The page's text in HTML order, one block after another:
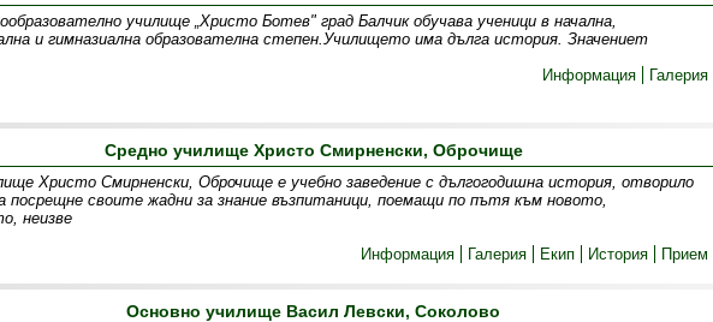
училище „Христо Ботев" град Балчик обучава ученици в начална,
и гимназиална образователна степен.Училището има дълга история. Значениет
Информация
Галерия
Средно училище Христо Смирненски, Оброчище
Христо Смирненски, Оброчище е учебно заведение с дългогодишна история, отворило
посрещне своите жадни за знание възпитаници, поемащи по пътя към новото,
неизве
Информация
Галерия Екип История Прием
Основно училище Васил Левски, Соколово